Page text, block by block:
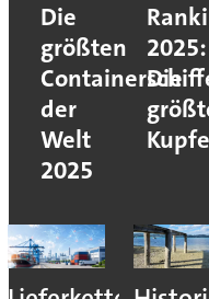
Die
größten
der
Welt
2025
2025:
Die